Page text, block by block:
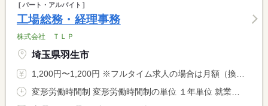
パート・アルバイト
工場総務・経理事務
株式会社 ＴＬＰ
埼玉県羽生市
1,200円〜1,200円 ※フルタイム求人の場合は月額（換算額）、パート求人の場合は時間額を表示しています。